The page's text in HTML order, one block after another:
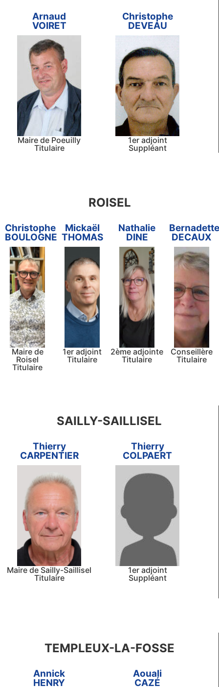
Arnaud
VOIRET
Maire de Poeuilly
Titulaire
Christophe
DEVEAU
1er adjoint
Suppléant
ROISEL
Christophe
BOULOGNE
Maire de
Roisel
Titulaire
Mickaël
THOMAS
1er adjoint
Titulaire
Nathalie
DINE
2ème adjointe
Titulaire
Bernadette
DECAUX
Conseillère
Titulaire
SAILLY-SAILLISEL
Thierry
CARPENTIER
Maire de Sailly-Saillisel
Titulaire
Thierry
COLPAERT
1er adjoint
Suppléant
TEMPLEUX-LA-FOSSE
Annick
HENRY
Aouali
CAZÉ